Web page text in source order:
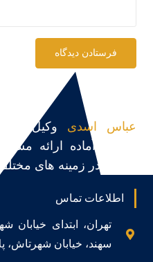
فرستادن دیدگاه
عباس اسدی وکیل
حقوقی،آماده ارائه
پرونده در زمینه های
اطلاعات تماس
تهران، ابتدای خیابان
سهند، خیابان شهرتاش، پلاک ۲۸، طبقه چهارم